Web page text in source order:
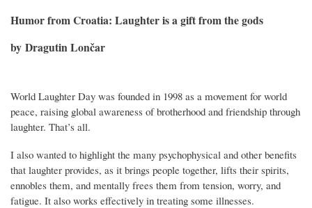
Humor from Croatia: Laughter is a gift from the gods
by Dragutin Lončar
World Laughter Day was founded in 1998 as a movement for world
peace, raising global awareness of brotherhood and friendship through
laughter. That’s all.
I also wanted to highlight the many psychophysical and other benefits
that laughter provides, as it brings people together, lifts their spirits,
ennobles them, and mentally frees them from tension, worry, and
fatigue. It also works effectively in treating some illnesses.